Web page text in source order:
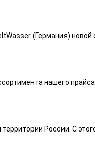
(Германия) новой
нашего
России. С